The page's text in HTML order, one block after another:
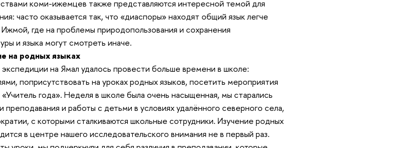
коми-ижемцев также представляются интересной темой для
часто оказывается так, что «диаспоры» находят общий язык легче
где на проблемы природопользования и сохранения
и языка могут смотреть иначе.
на родных языках
на Ямал удалось провести больше времени в школе:
поприсутствовать на уроках родных языков, посетить мероприятия
года». Неделя в школе была очень насыщенная, мы старались
и работы с детьми в условиях удалённого северного села,
с которыми сталкиваются школьные сотрудники. Изучение родных
в центре нашего исследовательского внимания не в первый раз.